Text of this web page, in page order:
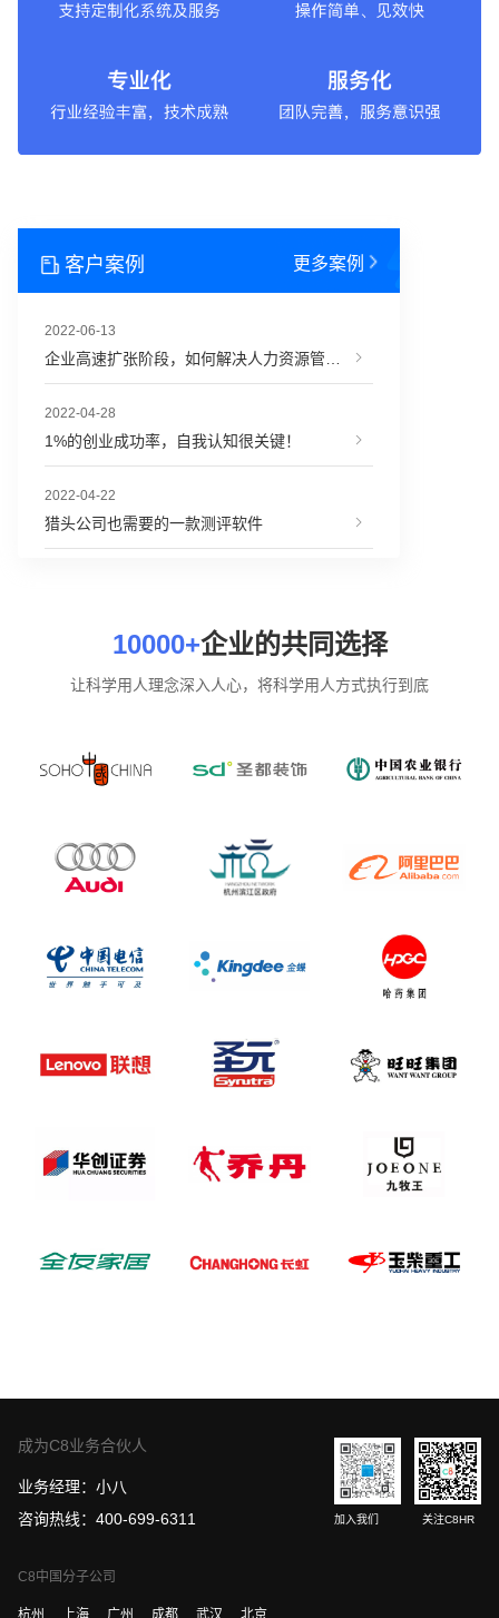
客户案例 更多案例
2022-06-13
2022-04-28
1%的创业成功率，自我认知很关键！
2022-04-22
猎头公司也需要的一款测评软件
10000+企业的共同选择
让科学用人理念深入人心，将科学用人方式执行到底
成为C8业务合伙人
业务经理：小八
咨询热线：400-699-6311
加入我们 关注C8HR
C8中国分子公司
杭州 上海 广州 成都 武汉 北京